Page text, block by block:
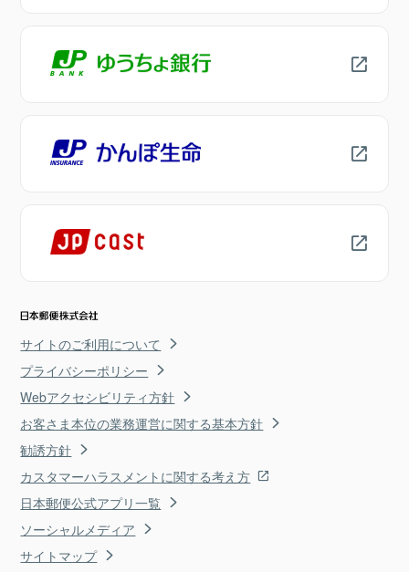
サイトのご利用について
プライバシーポリシー
Webアクセシビリティ方針
お客さま本位の業務運営に関する基本方針
勧誘方針
カスタマーハラスメントに関する考え方
日本郵便公式アプリ一覧
ソーシャルメディア
サイトマップ